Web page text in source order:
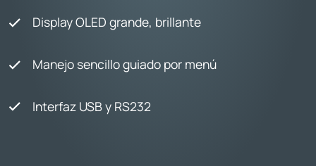
Display OLED grande, brillante
Manejo sencillo guiado por menú
Interfaz USB y RS232